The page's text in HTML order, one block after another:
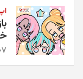
07